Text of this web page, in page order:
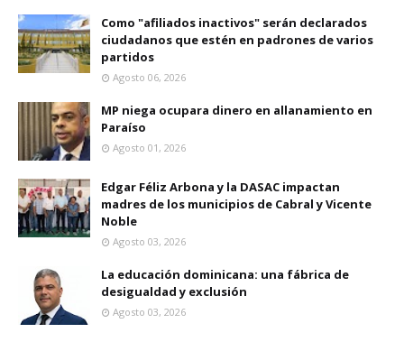
Como "afiliados inactivos" serán declarados
ciudadanos que estén en padrones de varios
partidos
Agosto 06, 2026
MP niega ocupara dinero en allanamiento en
Paraíso
Agosto 01, 2026
Edgar Féliz Arbona y la DASAC impactan
madres de los municipios de Cabral y Vicente
Noble
Agosto 03, 2026
La educación dominicana: una fábrica de
desigualdad y exclusión
Agosto 03, 2026